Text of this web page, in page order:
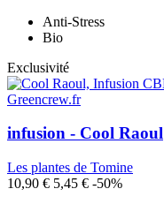
Anti-Stress
Bio
Exclusivité
infusion - Cool Raoul
Les plantes de Tomine
10,90 € 5,45 € -50%